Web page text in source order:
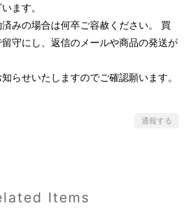
ます。
みの場合は何卒ご容赦ください。 買
守にし、返信のメールや商品の発送が
らせいたしますのでご確認願います。
通報する
Items